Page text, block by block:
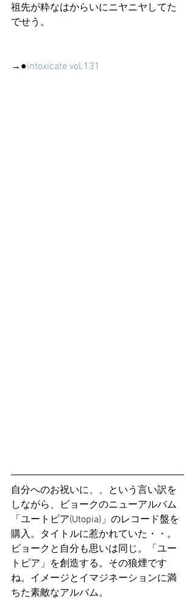
祖先が粋なはからいにニヤニヤしてた
でせう。
→●intoxicate vol.131
自分へのお祝いに、、という言い訳を
しながら、ビョークのニューアルバム
「ユートピア(Utopia)」のレコード盤を
購入。タイトルに惹かれていた・・。
ビョークと自分も思いは同じ。「ユー
トピア」を創造する。その狼煙です
ね。イメージとイマジネーションに満
ちた素敵なアルバム。